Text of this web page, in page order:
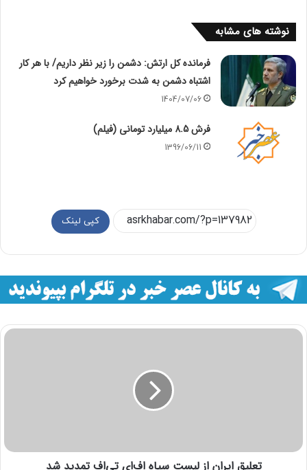
نوشته های مشابه
فرمانده کل ارتش: دشمن را زیر نظر داریم/ با هر کار
اشتباه دشمن به شدت برخورد خواهیم کرد
1404/07/06
فرش 8.5 میلیارد تومانی (فیلم)
1396/06/11
کپی لینک
تعلیق ایران از لیست سیاه اف‌ای‌ تی‌اف تمدید شد